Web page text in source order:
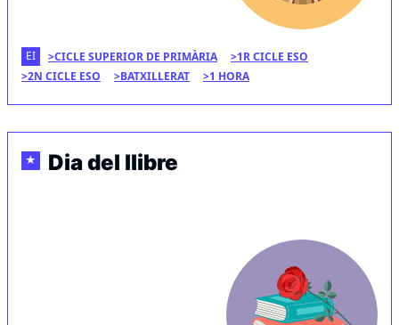
EI CICLE SUPERIOR DE PRIMÀRIA
1R CICLE ESO
2N CICLE ESO
BATXILLERAT 1 HORA
★ Dia del llibre